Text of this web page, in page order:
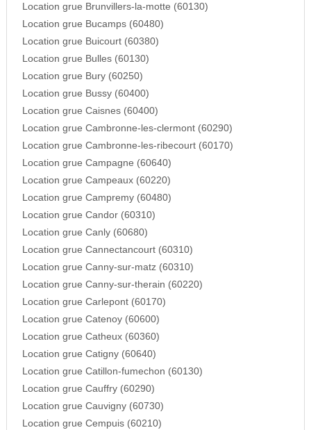
Location grue Brunvillers-la-motte (60130)
Location grue Bucamps (60480)
Location grue Buicourt (60380)
Location grue Bulles (60130)
Location grue Bury (60250)
Location grue Bussy (60400)
Location grue Caisnes (60400)
Location grue Cambronne-les-clermont (60290)
Location grue Cambronne-les-ribecourt (60170)
Location grue Campagne (60640)
Location grue Campeaux (60220)
Location grue Campremy (60480)
Location grue Candor (60310)
Location grue Canly (60680)
Location grue Cannectancourt (60310)
Location grue Canny-sur-matz (60310)
Location grue Canny-sur-therain (60220)
Location grue Carlepont (60170)
Location grue Catenoy (60600)
Location grue Catheux (60360)
Location grue Catigny (60640)
Location grue Catillon-fumechon (60130)
Location grue Cauffry (60290)
Location grue Cauvigny (60730)
Location grue Cempuis (60210)